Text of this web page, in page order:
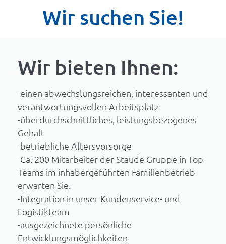
Wir suchen Sie!
Wir bieten Ihnen:
-einen abwechslungsreichen, interessanten und
verantwortungsvollen Arbeitsplatz
-überdurchschnittliches, leistungsbezogenes
Gehalt
-betriebliche Altersvorsorge
-Ca. 200 Mitarbeiter der Staude Gruppe in Top
Teams im inhabergeführten Familienbetrieb
erwarten Sie.
-Integration in unser Kundenservice- und
Logistikteam
-ausgezeichnete persönliche
Entwicklungsmöglichkeiten